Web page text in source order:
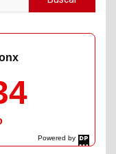
Powered by
DaysPedia.com